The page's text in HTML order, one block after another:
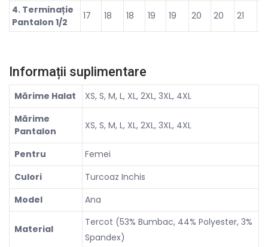
4. Terminație
Pantalon 1/2
17 18 18 19 19 20 20 21
Informații suplimentare
Mărime Halat
XS, S, M, L, XL, 2XL, 3XL, 4XL
Mărime
Pantalon
XS, S, M, L, XL, 2XL, 3XL, 4XL
Pentru
Femei
Culori
Turcoaz Inchis
Model
Ana
Material
Tercot (53% Bumbac, 44% Polyester, 3%
Spandex)